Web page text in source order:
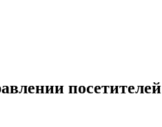
посетителей